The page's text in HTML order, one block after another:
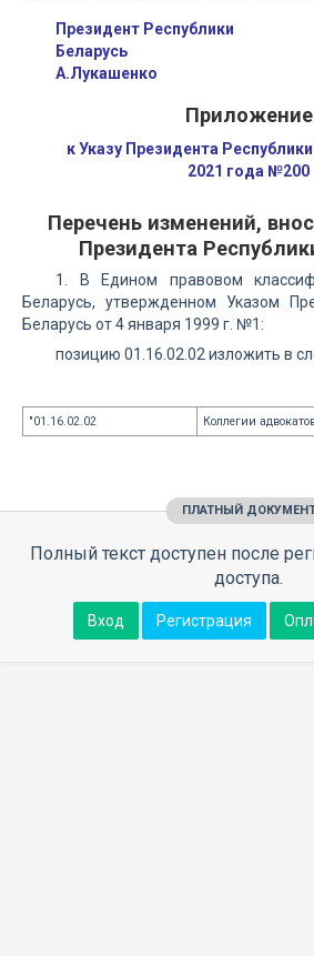
Президент Республики
Беларусь
А.Лукашенко
Приложение
к Указу Президента
2021 года №200
Перечень изменений,
Президента
1. В Едином правовом
Беларусь, утвержденном Указом
Беларусь от 4 января 1999 г. №1:
позицию 01.16.02.02 изложить в
"01.16.02.02 Коллегии
ПЛАТНЫЙ
Полный текст доступен после
доступа.
Вход Регистрация